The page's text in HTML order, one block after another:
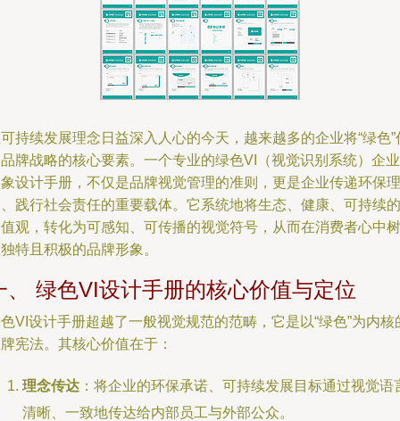
持续发展理念日益深入人心的今天，越来越多的企业将“绿色”
牌战略的核心要素。一个专业的绿色VI（视觉识别系统）企业
设计手册，不仅是品牌视觉管理的准则，更是企业传递环保理
践行社会责任的重要载体。它系统地将生态、健康、可持续的
观，转化为可感知、可传播的视觉符号，从而在消费者心中树
特且积极的品牌形象。
、 绿色VI设计手册的核心价值与定位
VI设计手册超越了一般视觉规范的范畴，它是以“绿色”为内核
宪法。其核心价值在于：
理念传达 ：将企业的环保承诺、可持续发展目标通过视觉语
清晰、一致地传达给内部员工与外部公众。